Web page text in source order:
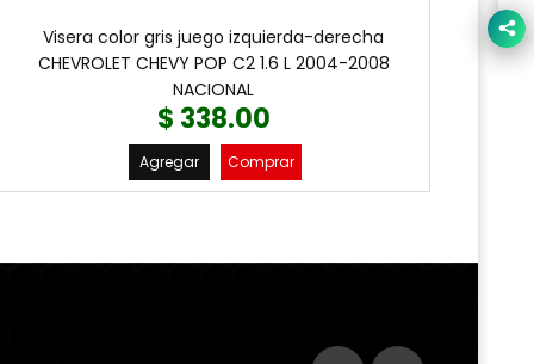
Visera color gris juego izquierda-derecha
CHEVROLET CHEVY POP C2 1.6 L 2004-2008
NACIONAL
$ 338.00
Agregar Comprar